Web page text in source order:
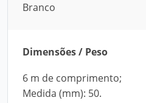
Branco
Dimensões / Peso
6 m de comprimento;
Medida (mm): 50.